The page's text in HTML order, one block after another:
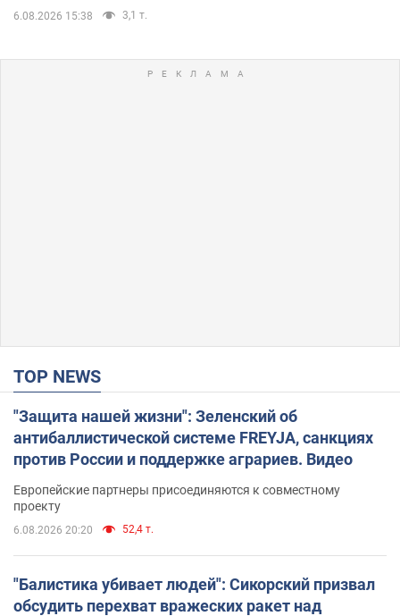
6.08.2026 15:38 3,1 т.
TOP NEWS
"Защита нашей жизни": Зеленский об
антибаллистической системе FREYJA, санкциях
против России и поддержке аграриев. Видео
Европейские партнеры присоединяются к совместному
проекту
6.08.2026 20:20 52,4 т.
"Балистика убивает людей": Сикорский призвал
обсудить перехват вражеских ракет над